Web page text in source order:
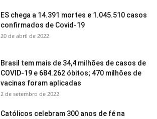
ES chega a 14.391 mortes e 1.045.510 casos
confirmados de Covid-19
20 de abril de 2022
Brasil tem mais de 34,4 milhões de casos de
COVID-19 e 684.262 óbitos; 470 milhões de
vacinas foram aplicadas
2 de setembro de 2022
Católicos celebram 300 anos de fé na